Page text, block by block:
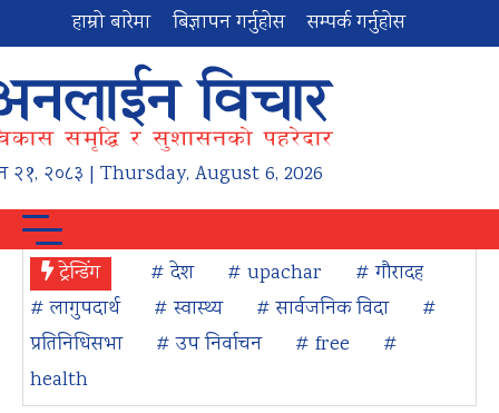
हाम्रो बारेमा बिज्ञापन गर्नुहोस सम्पर्क गर्नुहोस
२१, २०८३ | Thursday, August 6, 2026
ट्रेन्डिंग # देश # upachar
# गौरादह
# लागुपदार्थ
# स्वास्थ्य # सार्वजनिक विदा
#
प्रतिनिधिसभा
# उप निर्वाचन # free
#
health